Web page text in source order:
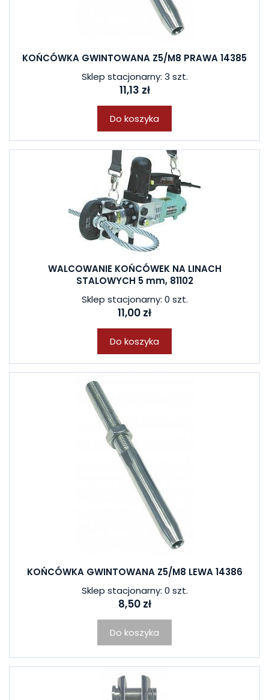
KOŃCÓWKA GWINTOWANA Z5/M8 PRAWA 14385
Sklep stacjonarny: 3 szt.
11,13 zł
Do koszyka
WALCOWANIE KOŃCÓWEK NA LINACH
STALOWYCH 5 mm, 81102
Sklep stacjonarny: 0 szt.
11,00 zł
Do koszyka
KOŃCÓWKA GWINTOWANA Z5/M8 LEWA 14386
Sklep stacjonarny: 0 szt.
8,50 zł
Do koszyka